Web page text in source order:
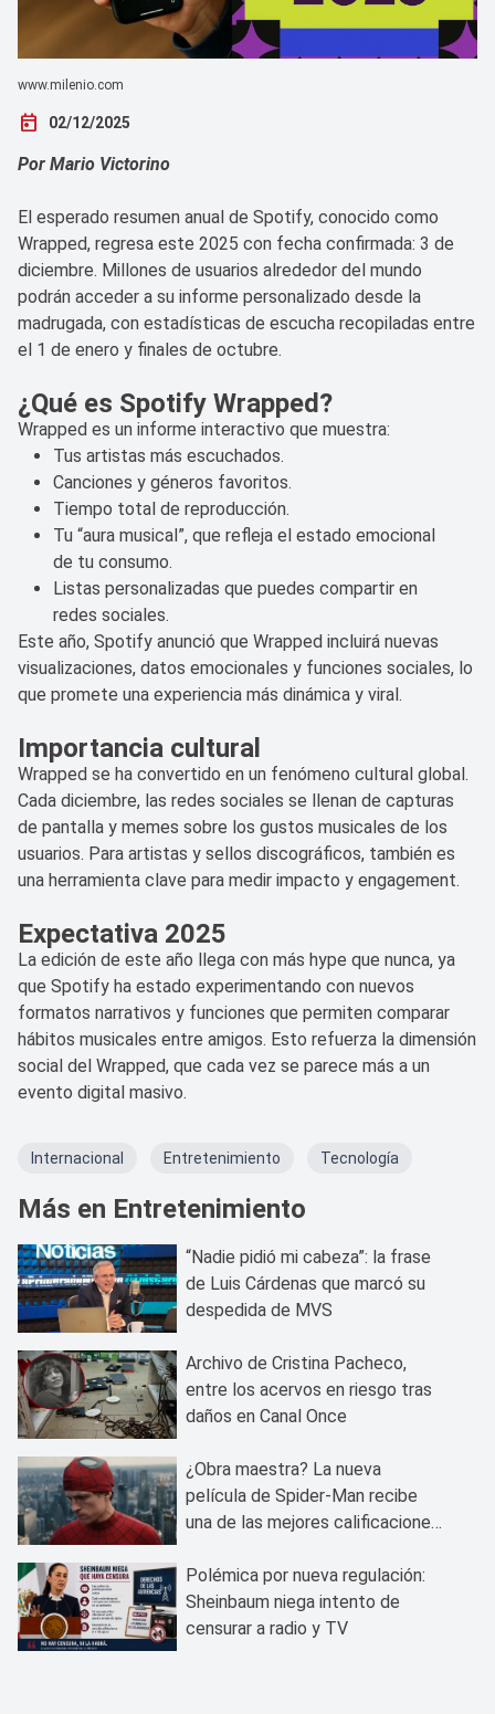
www.milenio.com
today 02/12/2025
Por Mario Victorino
El esperado resumen anual de Spotify, conocido como
Wrapped, regresa este 2025 con fecha confirmada: 3 de
diciembre. Millones de usuarios alrededor del mundo
podrán acceder a su informe personalizado desde la
madrugada, con estadísticas de escucha recopiladas entre
el 1 de enero y finales de octubre.
¿Qué es Spotify Wrapped?
Wrapped es un informe interactivo que muestra:
Tus artistas más escuchados.
Canciones y géneros favoritos.
Tiempo total de reproducción.
Tu “aura musical”, que refleja el estado emocional
de tu consumo.
Listas personalizadas que puedes compartir en
redes sociales.
Este año, Spotify anunció que Wrapped incluirá nuevas
visualizaciones, datos emocionales y funciones sociales, lo
que promete una experiencia más dinámica y viral.
Importancia cultural
Wrapped se ha convertido en un fenómeno cultural global.
Cada diciembre, las redes sociales se llenan de capturas
de pantalla y memes sobre los gustos musicales de los
usuarios. Para artistas y sellos discográficos, también es
una herramienta clave para medir impacto y engagement.
Expectativa 2025
La edición de este año llega con más hype que nunca, ya
que Spotify ha estado experimentando con nuevos
formatos narrativos y funciones que permiten comparar
hábitos musicales entre amigos. Esto refuerza la dimensión
social del Wrapped, que cada vez se parece más a un
evento digital masivo.
Internacional Entretenimiento Tecnología
Más en Entretenimiento
“Nadie pidió mi cabeza”: la frase
de Luis Cárdenas que marcó su
despedida de MVS
Archivo de Cristina Pacheco,
entre los acervos en riesgo tras
daños en Canal Once
¿Obra maestra? La nueva
película de Spider-Man recibe
una de las mejores calificaciones
Polémica por nueva regulación:
Sheinbaum niega intento de
censurar a radio y TV